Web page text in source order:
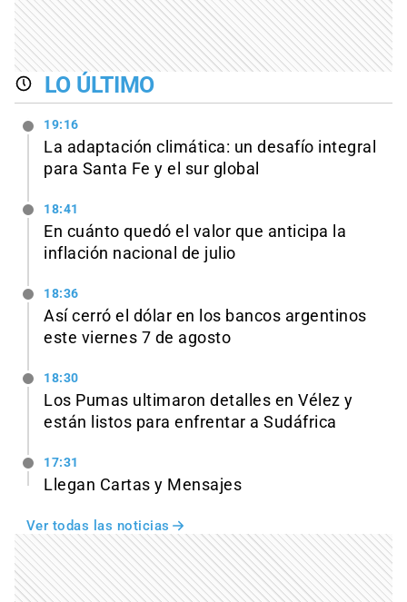
LO ÚLTIMO
19:16
La adaptación climática: un desafío integral
para Santa Fe y el sur global
18:41
En cuánto quedó el valor que anticipa la
inflación nacional de julio
18:36
Así cerró el dólar en los bancos argentinos
este viernes 7 de agosto
18:30
Los Pumas ultimaron detalles en Vélez y
están listos para enfrentar a Sudáfrica
17:31
Llegan Cartas y Mensajes
Ver todas las noticias